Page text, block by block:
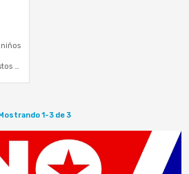
y
Mostrando 1-3 de 3